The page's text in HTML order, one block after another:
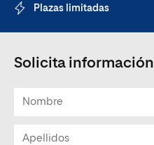
Plazas limitadas
Solicita información